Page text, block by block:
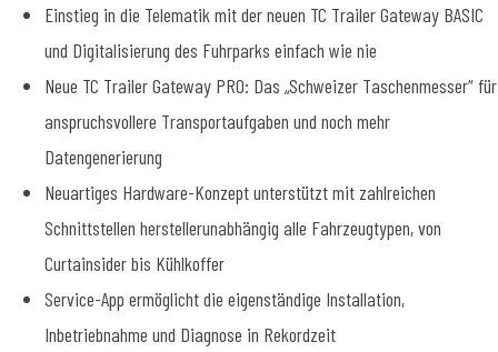
Einstieg in die Telematik mit der neuen TC Trailer Gateway BASIC
und Digitalisierung des Fuhrparks einfach wie nie
Neue TC Trailer Gateway PRO: Das „Schweizer Taschenmesser“ für
anspruchsvollere Transportaufgaben und noch mehr
Datengenerierung
Neuartiges Hardware-Konzept unterstützt mit zahlreichen
Schnittstellen herstellerunabhängig alle Fahrzeugtypen, von
Curtainsider bis Kühlkoffer
Service-App ermöglicht die eigenständige Installation,
Inbetriebnahme und Diagnose in Rekordzeit